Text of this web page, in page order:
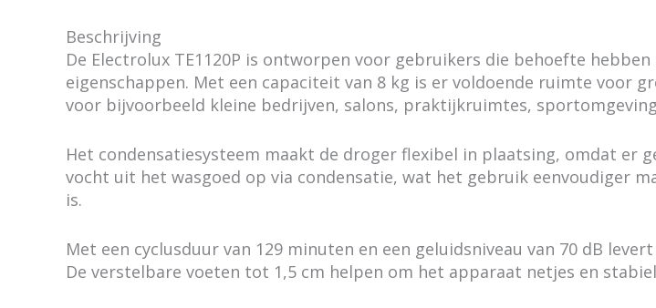
Beschrijving
De Electrolux TE1120P is ontworpen voor gebruikers die behoefte
eigenschappen. Met een capaciteit van 8 kg is er voldoende ruimte voor
voor bijvoorbeeld kleine bedrijven, salons, praktijkruimtes,
Het condensatiesysteem maakt de droger flexibel in plaatsing, omdat er
vocht uit het wasgoed op via condensatie, wat het gebruik eenvoudiger
is.
Met een cyclusduur van 129 minuten en een geluidsniveau van 70 dB
De verstelbare voeten tot 1,5 cm helpen om het apparaat netjes en